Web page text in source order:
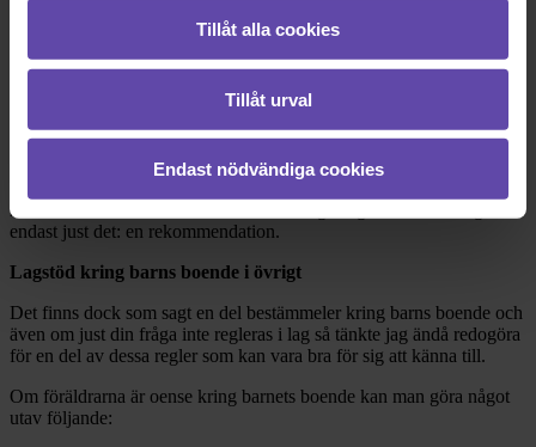
Tillåt alla cookies
Tillåt urval
Endast nödvändiga cookies
till varannan vecka vid en specifik tidpunkt.
Däremot kan ett "varannan vecka"-boende vara olämpligt för barn
rekommendationer kring när ett "varannan vecka"-boende är
lämpligt för barnet. Om du vill veta när det är dags för ett "varannan
vecka"-boende rekommenderar jag dig därför att vända sig till en
barnpsykolog eller liknande som kan göra en bedömning av
rekommendation är dock inte heller ett lagstadgat krav utan utgör
endast just det: en rekommendation.
Lagstöd kring barns boende i övrigt
Det finns dock som sagt en del bestämmeler kring barns boende och
även om just din fråga inte regleras i lag så tänkte jag ändå redogöra
för en del av dessa regler som kan vara bra för sig att känna till.
Om föräldrarna är oense kring barnets boende kan man göra något
utav följande: